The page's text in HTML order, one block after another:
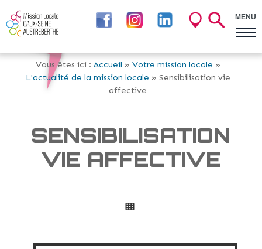
MENU
Vous êtes ici : Accueil » Votre mission locale »
L'actualité de la mission locale » Sensibilisation vie
affective
SENSIBILISATION
VIE AFFECTIVE